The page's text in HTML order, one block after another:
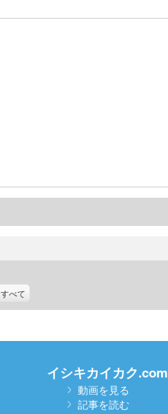
すべて
イシキカイカク.com
動画を見る
記事を読む